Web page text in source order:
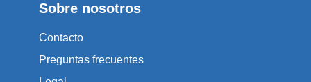
Sobre nosotros
Contacto
Preguntas frecuentes